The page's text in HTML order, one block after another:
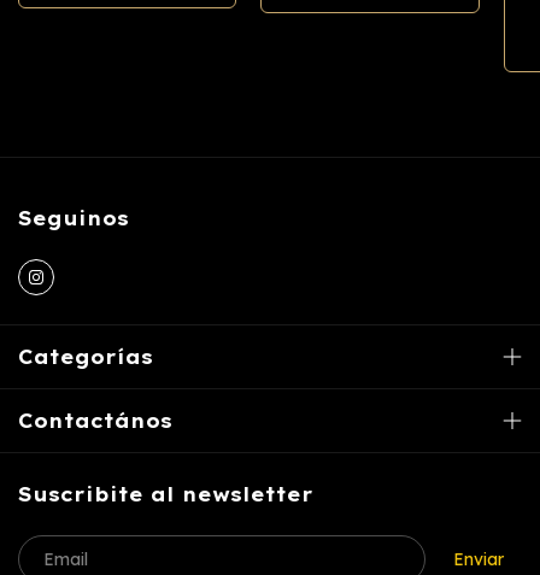
Seguinos
Categorías
Contactános
Suscribite al newsletter